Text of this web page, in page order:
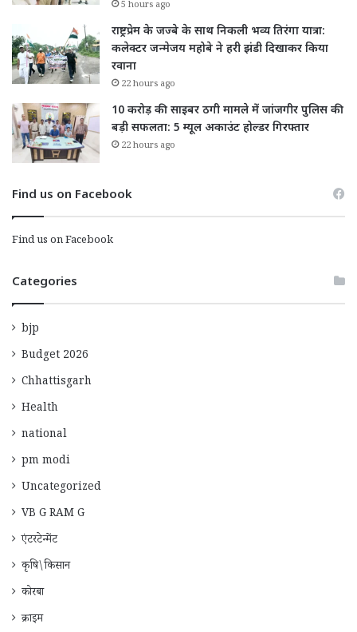
5 hours ago
राष्ट्रप्रेम के जज्बे के साथ निकली भव्य तिरंगा यात्रा:
कलेक्टर जन्मेजय महोबे ने हरी झंडी दिखाकर किया
रवाना
22 hours ago
10 करोड़ की साइबर ठगी मामले में जांजगीर पुलिस की
बड़ी सफलता: 5 म्यूल अकाउंट होल्डर गिरफ्तार
22 hours ago
Find us on Facebook
Find us on Facebook
Categories
bjp
Budget 2026
Chhattisgarh
Health
national
pm modi
Uncategorized
VB G RAM G
एंटरटेन्मेंट
कृषि\किसान
कोरबा
क्राइम